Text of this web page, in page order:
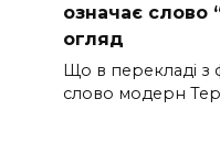
означає слово
огляд
Що в перекладі з
слово модерн